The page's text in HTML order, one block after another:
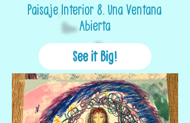
Paisaje Interior 8. Una Ventana
Abierta
See it Big!